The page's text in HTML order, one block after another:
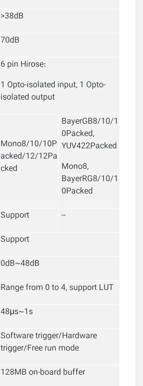
>38dB
70dB
6 pin Hirose:
1 Opto-isolated input, 1 Opto-
isolated output
Mono8/10/10P
acked/12/12Pa
cked
BayerGB8/10/1
0Packed,
YUV422Packed
Mono8,
BayerRG8/10/1
0Packed
Support
--
Support
0dB~48dB
Range from 0 to 4, support LUT
48μs~1s
Software trigger/Hardware
trigger/Free run mode
128MB on-board buffer